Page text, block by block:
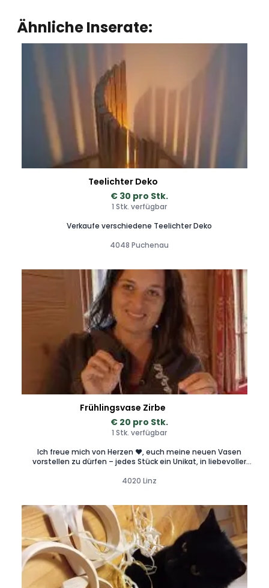
Ähnliche Inserate:
Teelichter Deko
€ 30 pro Stk.
1 Stk. verfügbar
Verkaufe verschiedene Teelichter Deko
4048 Puchenau
Frühlingsvase Zirbe
€ 20 pro Stk.
1 Stk. verfügbar
Ich freue mich von Herzen ❤️, euch meine neuen Vasen
vorstellen zu dürfen – jedes Stück ein Unikat, in liebevoller
4020 Linz